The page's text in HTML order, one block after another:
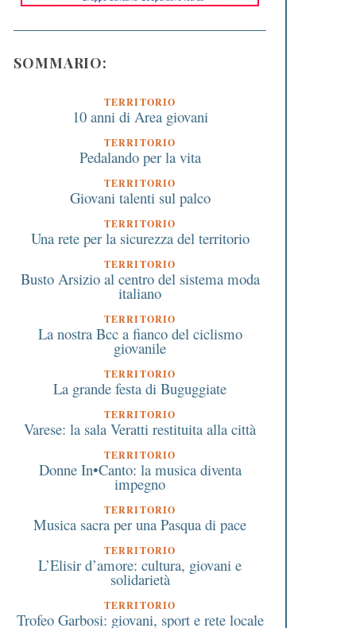
Bcc piantano alberi. Su “L’economia civile ci
SOMMARIO:
TERRITORIO
10 anni di Area giovani
TERRITORIO
Pedalando per la vita
TERRITORIO
Giovani talenti sul palco
TERRITORIO
Una rete per la sicurezza del territorio
TERRITORIO
Busto Arsizio al centro del sistema moda
italiano
TERRITORIO
La nostra Bcc a fianco del ciclismo
giovanile
TERRITORIO
La grande festa di Buguggiate
TERRITORIO
Varese: la sala Veratti restituita alla città
TERRITORIO
Donne In•Canto: la musica diventa
impegno
TERRITORIO
Musica sacra per una Pasqua di pace
TERRITORIO
L’Elisir d’amore: cultura, giovani e
solidarietà
TERRITORIO
Trofeo Garbosi: giovani, sport e rete locale